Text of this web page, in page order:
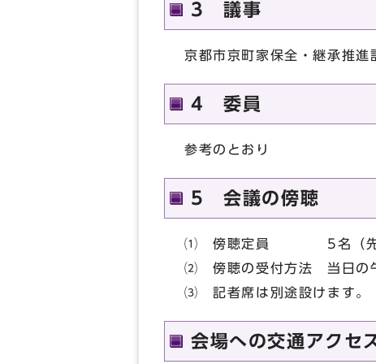
3 議事
京都市京町家保全・継承推進
4 委員
参考のとおり
5 会議の傍聴
⑴ 傍聴定員 5名（先
⑵ 傍聴の受付方法 当日の午
⑶ 記者席は別途設けます。
会場への交通アクセ